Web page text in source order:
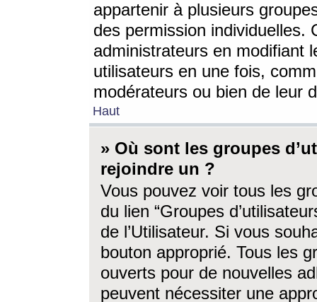
appartenir à plusieurs
des permission individuelles.
administrateurs en modifiant
utilisateurs en une fois,
modérateurs ou bien de leur
Haut
» Où sont les groupes
rejoindre un ?
Vous pouvez voir tous les
du lien “Groupes
de l’Utilisateur. Si vous
bouton approprié. Tous les
ouverts pour de nouvelles
peuvent nécessiter une